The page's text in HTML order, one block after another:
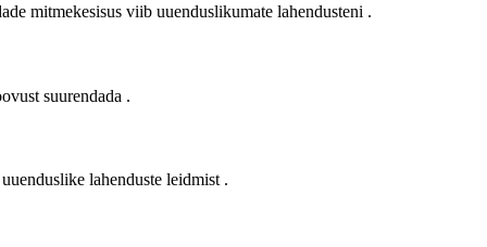
mitmekesisus viib uuenduslikumate lahendusteni .
suurendada .
lahenduste leidmist .